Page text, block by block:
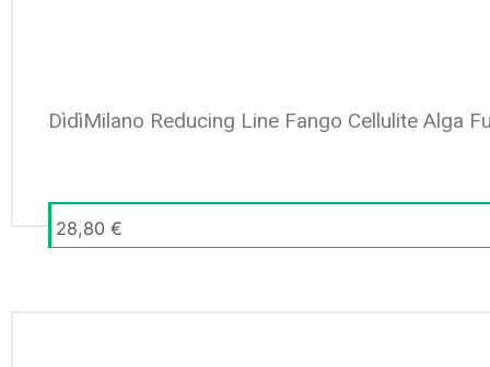
DìdìMilano Reducing Line Fango Cellulite Alga
28,80 €